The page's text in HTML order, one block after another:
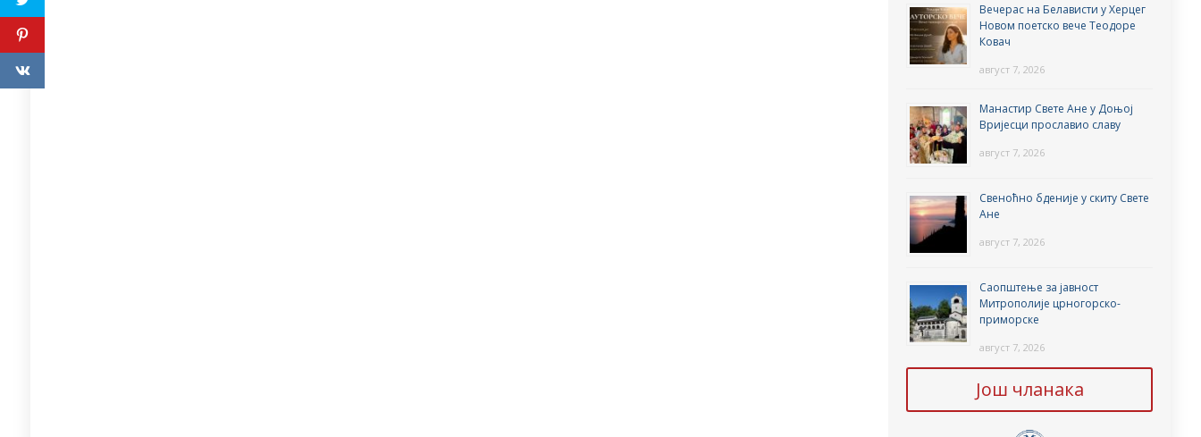
Вечерас на Белависти у Херцег
Новом поетско вече Теодоре
Ковач
август 7, 2026
Манастир Свете Ане у Доњој
Вријесци прославио славу
август 7, 2026
Свеноћно бденије у скиту Свете
Ане
август 7, 2026
Саопштење за јавност
Митрополије црногорско-
приморске
август 7, 2026
Још чланака